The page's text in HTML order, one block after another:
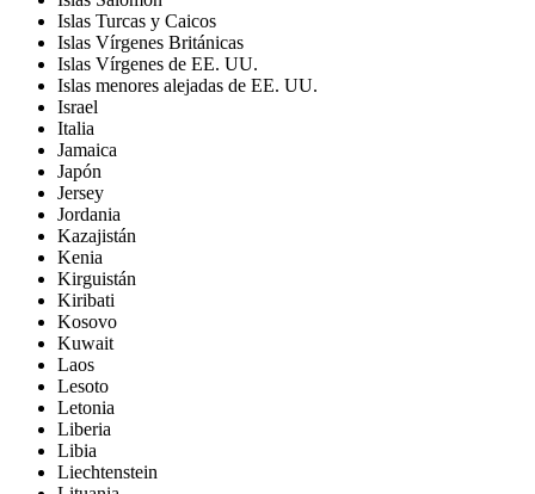
Islas Turcas y Caicos
Islas Vírgenes Británicas
Islas Vírgenes de EE. UU.
Islas menores alejadas de EE. UU.
Israel
Italia
Jamaica
Japón
Jersey
Jordania
Kazajistán
Kenia
Kirguistán
Kiribati
Kosovo
Kuwait
Laos
Lesoto
Letonia
Liberia
Libia
Liechtenstein